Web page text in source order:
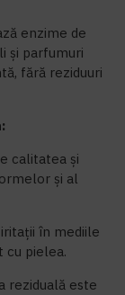
enzime de
și parfumuri
fără reziduuri
calitatea și
și al
iritații în mediile
pielea.
reziduală este